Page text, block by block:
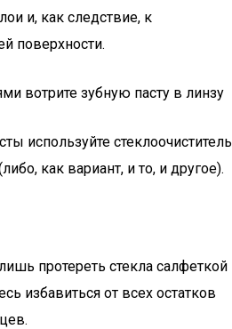
и, как следствие, к
поверхности.
вотрите зубную пасту в линзу
используйте стеклоочиститель
как вариант, и то, и другое).
протереть стекла салфеткой
избавиться от всех остатков